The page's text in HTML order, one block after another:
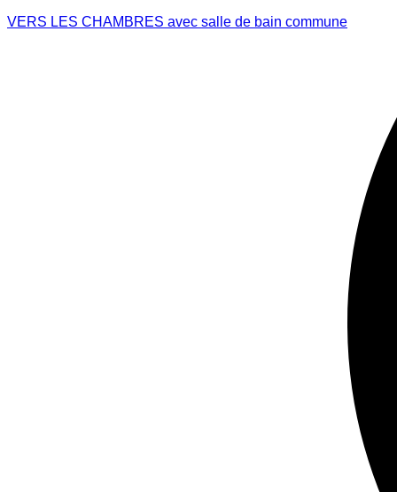
VERS LES CHAMBRES avec salle de bain commune